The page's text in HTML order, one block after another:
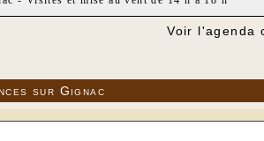
Voir l'agenda
sur Gignac